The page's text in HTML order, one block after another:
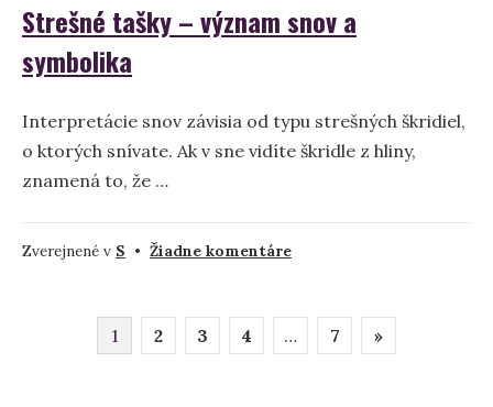
Strešné tašky – význam snov a
symbolika
Interpretácie snov závisia od typu strešných škridiel,
o ktorých snívate. Ak v sne vidíte škridle z hliny,
znamená to, že …
Zverejnené v S • Žiadne komentárena
význam
Stránkovanie
1 2 3 4 … 7 »